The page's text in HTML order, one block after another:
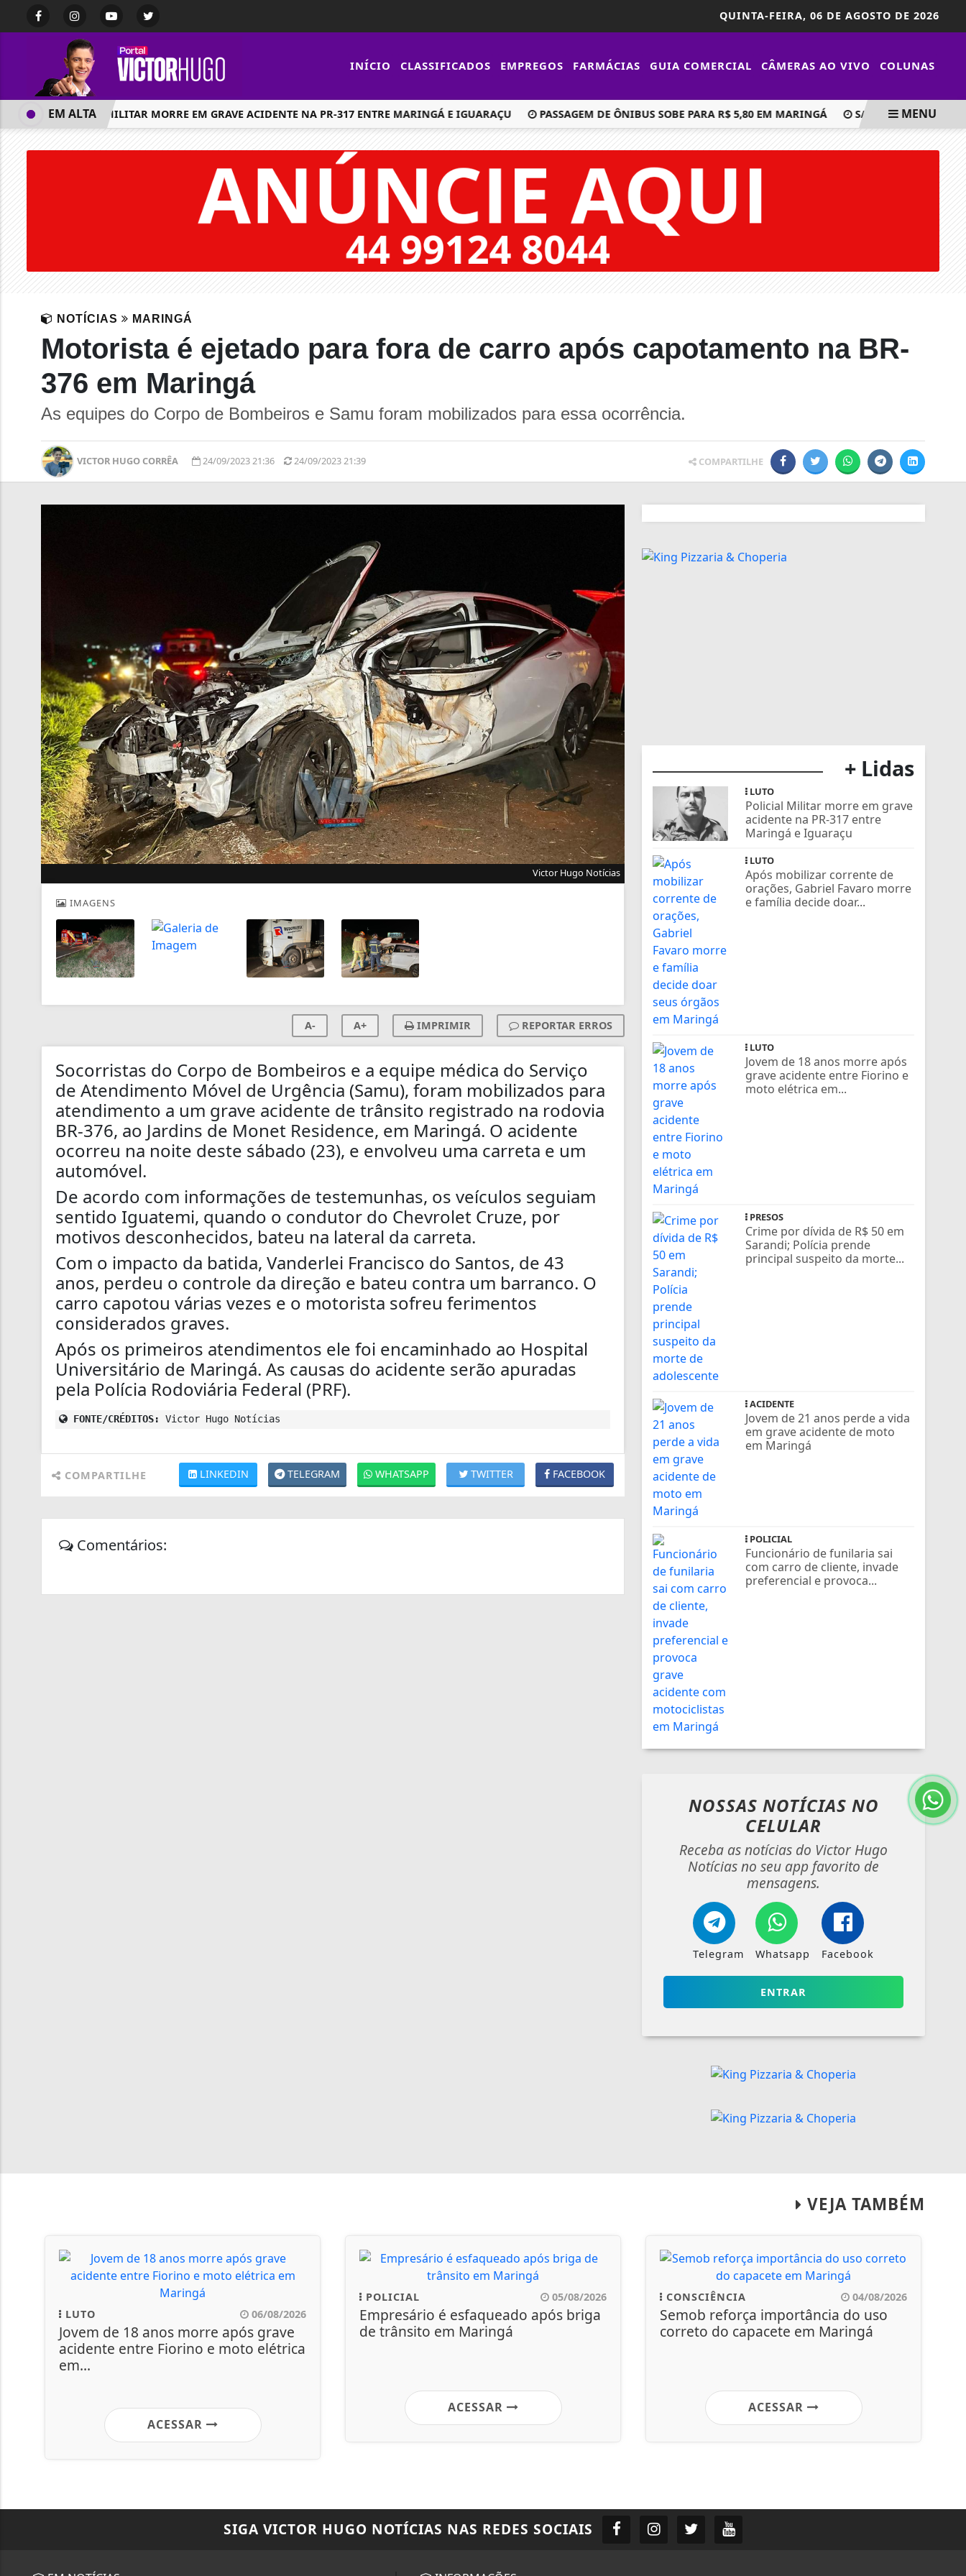
QUINTA-FEIRA, 06 DE AGOSTO DE 2026
INÍCIO CLASSIFICADOS EMPREGOS FARMÁCIAS GUIA COMERCIAL CÂMERAS AO VIVO COLUNAS
POLICIAL MILITAR MORRE EM GRAVE ACIDENTE NA PR-317 ENTRE MARINGÁ E IGUARAÇU PASSAGEM DE ÔNIBUS SOBE PARA R$ 5,80 EM MARINGÁ SARANDI ROMPE
EM ALTA MENU
NOTÍCIAS MARINGÁ
Motorista é ejetado para fora de carro após capotamento na BR-
376 em Maringá
As equipes do Corpo de Bombeiros e Samu foram mobilizados para essa ocorrência.
VICTOR HUGO CORRÊA 24/09/2023 21:36 24/09/2023 21:39 COMPARTILHE
Victor Hugo Notícias
IMAGENS
A- A+ IMPRIMIR REPORTAR ERROS
Socorristas do Corpo de Bombeiros e a equipe médica do Serviço
de Atendimento Móvel de Urgência (Samu), foram mobilizados para
atendimento a um grave acidente de trânsito registrado na rodovia
BR-376, ao Jardins de Monet Residence, em Maringá. O acidente
ocorreu na noite deste sábado (23), e envolveu uma carreta e um
automóvel.
De acordo com informações de testemunhas, os veículos seguiam
sentido Iguatemi, quando o condutor do Chevrolet Cruze, por
motivos desconhecidos, bateu na lateral da carreta.
Com o impacto da batida, Vanderlei Francisco do Santos, de 43
anos, perdeu o controle da direção e bateu contra um barranco. O
carro capotou várias vezes e o motorista sofreu ferimentos
considerados graves.
Após os primeiros atendimentos ele foi encaminhado ao Hospital
Universitário de Maringá. As causas do acidente serão apuradas
pela Polícia Rodoviária Federal (PRF).
FONTE/CRÉDITOS: Victor Hugo Notícias
COMPARTILHE FACEBOOK
TWITTER
WHATSAPP
TELEGRAM
LINKEDIN
Comentários:
+ Lidas
LUTO
Policial Militar morre em grave
acidente na PR-317 entre
Maringá e Iguaraçu
LUTO
Após mobilizar corrente de
orações, Gabriel Favaro morre
e família decide doar...
LUTO
Jovem de 18 anos morre após
grave acidente entre Fiorino e
moto elétrica em...
PRESOS
Crime por dívida de R$ 50 em
Sarandi; Polícia prende
principal suspeito da morte...
ACIDENTE
Jovem de 21 anos perde a vida
em grave acidente de moto
em Maringá
POLICIAL
Funcionário de funilaria sai
com carro de cliente, invade
preferencial e provoca...
NOSSAS NOTÍCIAS NO
CELULAR
Receba as notícias do Victor Hugo
Notícias no seu app favorito de
mensagens.
Telegram Whatsapp Facebook
ENTRAR
VEJA TAMBÉM
LUTO 06/08/2026
Jovem de 18 anos morre após grave
acidente entre Fiorino e moto elétrica
em...
ACESSAR
POLICIAL 05/08/2026
Empresário é esfaqueado após briga
de trânsito em Maringá
ACESSAR
CONSCIÊNCIA 04/08/2026
Semob reforça importância do uso
correto do capacete em Maringá
ACESSAR
SIGA VICTOR HUGO NOTÍCIAS NAS REDES SOCIAIS